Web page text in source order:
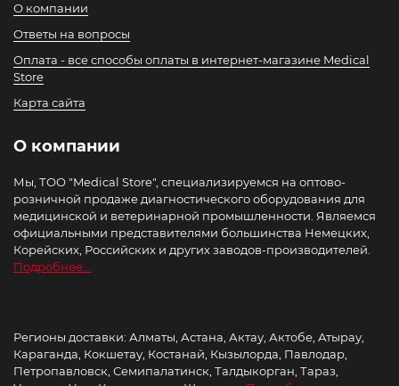
О компании
Ответы на вопросы
Оплата - все способы оплаты в интернет-магазине Medical
Store
Карта сайта
О компании
Мы, ТОО "Medical Store", специализируемся на оптово-
розничной продаже диагностического оборудования для
медицинской и ветеринарной промышленности. Являемся
официальными представителями большинства Немецких,
Корейских, Российских и других заводов-производителей.
Подробнее...
Регионы доставки: Алматы, Астана, Актау, Актобе, Атырау,
Караганда, Кокшетау, Костанай, Кызылорда, Павлодар,
Петропавловск, Семипалатинск, Талдыкорган, Тараз,